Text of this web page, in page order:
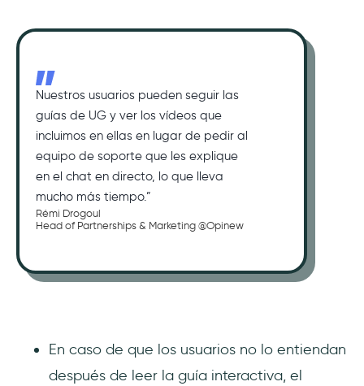
Nuestros usuarios pueden seguir las
guías de UG y ver los vídeos que
incluimos en ellas en lugar de pedir al
equipo de soporte que les explique
en el chat en directo, lo que lleva
mucho más tiempo.”
Rémi Drogoul
Head of Partnerships & Marketing @Opinew
En caso de que los usuarios no lo entiendan
después de leer la guía interactiva, el